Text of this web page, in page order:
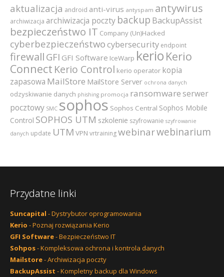
aktualizacja android anti-virus antyspam antywirus
archiwizacja archiwizacja poczty backup BackupAssist
bezpieczeństwo IT Company (Un)Hacked
cyberbezpieczeństwocybersecurity endpoint
firewall GFI GFI Software IceWarp kerio Kerio
Connect Kerio Control kerio operator kopia
zapasowa MailStore MailStore Server ochrona danych
odzyskiwanie danych phishing promocja ransomware serwer
pocztowy SMC sophos Sophos Central Sophos Mobile
Control SOPHOS UTM szkolenie szyfrowanie szyfrowanie
danych update UTM VPN vrtrainingwebinarwebinarium
Przydatne linki
Suncapital - Dystrybutor oprogramowania
Kerio - Poznaj rozwiązania Kerio
GFI Software- Bezpieczeństwo IT
Sohpos- Kompleksowa ochrona i kontrola danych
Mailstore- Archiwizacja poczty
BackupAssist - Kompletny backup dla Windows